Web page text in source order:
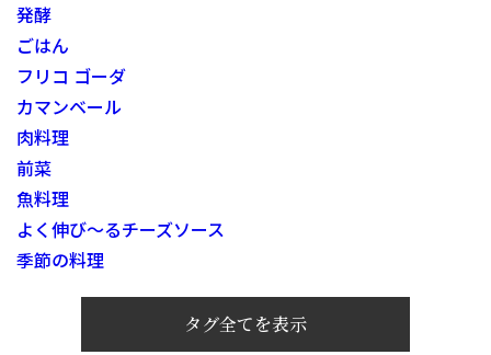
発酵
ごはん
フリコ ゴーダ
カマンベール
肉料理
前菜
魚料理
よく伸び～るチーズソース
季節の料理
タグ全てを表示